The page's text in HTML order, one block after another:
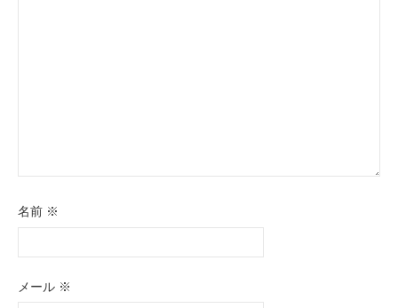
名前 ※
メール ※